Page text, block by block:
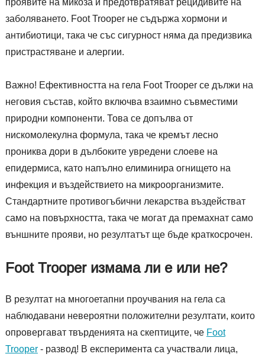
проявите на микоза и предотвратяват рецидивите на
заболяването. Foot Trooper не съдържа хормони и
антибиотици, така че със сигурност няма да предизвика
пристрастяване и алергии.
Важно! Ефективността на гела Foot Trooper се дължи на
неговия състав, който включва взаимно съвместими
природни компоненти. Това се допълва от
нискомолекулна формула, така че кремът лесно
прониква дори в дълбоките увредени слоеве на
епидермиса, като напълно елиминира огнището на
инфекция и въздействието на микроорганизмите.
Стандартните противогъбични лекарства въздействат
само на повърхността, така че могат да премахнат само
външните прояви, но резултатът ще бъде краткосрочен.
Foot Trooper измама ли е или не?
В резултат на многоетапни проучвания на гела са
наблюдавани невероятни положителни резултати, които
опровергават твърденията на скептиците, че Foot
Trooper- развод! В експеримента са участвали лица,